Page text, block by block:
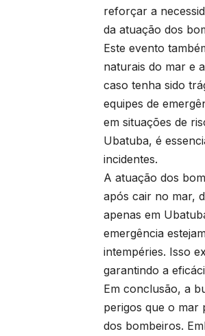
reforçar a
da atuação dos
Este evento
naturais do mar e
caso tenha sido
equipes de
em situações de
Ubatuba, é
incidentes.
A atuação dos
após cair no mar,
apenas em
emergência
intempéries. Isso
garantindo a
Em conclusão, a
perigos que o mar
dos bombeiros.